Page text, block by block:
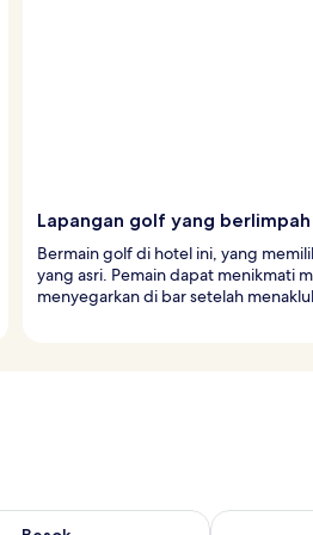
Lapangan golf yang berlimpah
Bermain golf di hotel ini, yang
yang asri. Pemain dapat menikmati
menyegarkan di bar setelah
untuk besok Agu 9 - Agu 10
Periksa